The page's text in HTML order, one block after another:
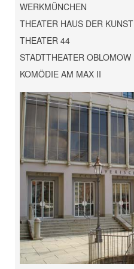
WERKMÜNCHEN
THEATER HAUS DER KUNST
THEATER 44
STADTTHEATER OBLOMOW
KOMÖDIE AM MAX II